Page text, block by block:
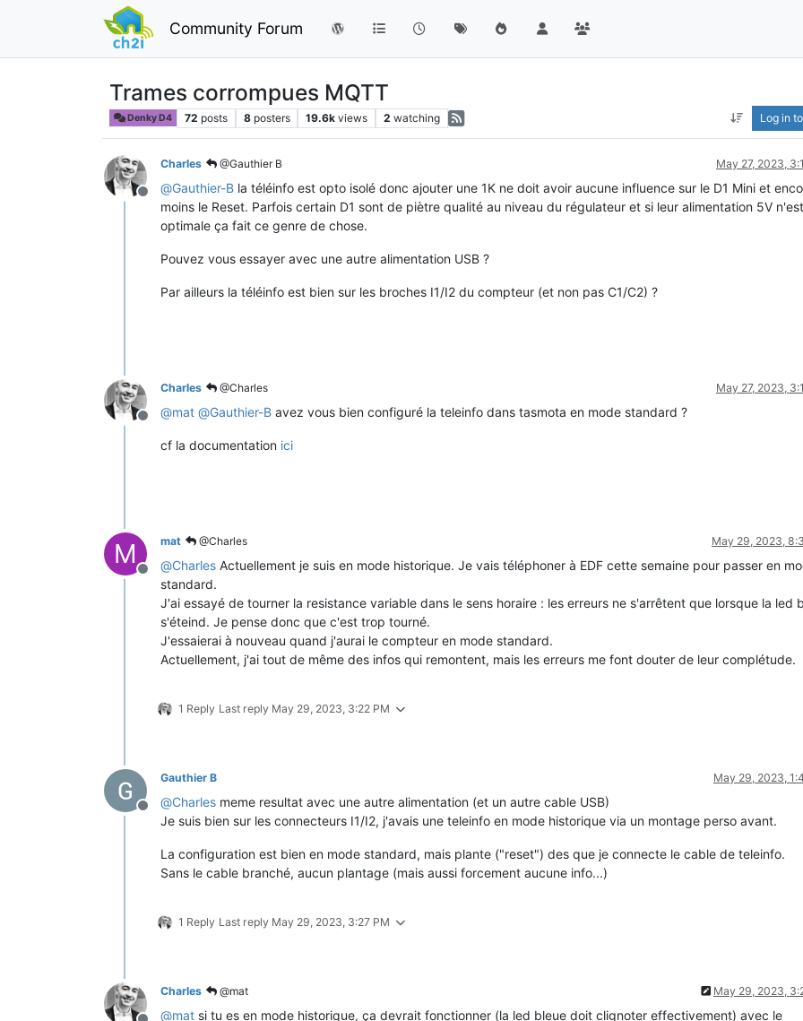
Community Forum
Trames corrompues MQTT
Denky D4 72 posts 8 posters 19.6k views 2 watching Log in
Offline
Charles @Gauthier B May 27, 2023,
@Gauthier-B la téléinfo est opto isolé donc ajouter une 1K ne doit avoir aucune influence sur le D1 Mini et
moins le Reset. Parfois certain D1 sont de piètre qualité au niveau du régulateur et si leur alimentation 5V
optimale ça fait ce genre de chose.
Pouvez vous essayer avec une autre alimentation USB ?
Par ailleurs la téléinfo est bien sur les broches I1/I2 du compteur (et non pas C1/C2) ?
Offline
Charles @Charles May 27, 2023,
@mat @Gauthier-B avez vous bien configuré la teleinfo dans tasmota en mode standard ?
cf la documentation ici
M
Offline
mat @Charles May 29, 2023,
@Charles Actuellement je suis en mode historique. Je vais téléphoner à EDF cette semaine pour passer en
standard.
J'ai essayé de tourner la resistance variable dans le sens horaire : les erreurs ne s'arrêtent que lorsque la led
s'éteind. Je pense donc que c'est trop tourné.
J'essaierai à nouveau quand j'aurai le compteur en mode standard.
Actuellement, j'ai tout de même des infos qui remontent, mais les erreurs me font douter de leur complétude.
1 Reply Last reply May 29, 2023, 3:22 PM
Offline
Gauthier B May 29, 2023,
@Charles meme resultat avec une autre alimentation (et un autre cable USB)
Je suis bien sur les connecteurs I1/I2, j'avais une teleinfo en mode historique via un montage perso avant.
La configuration est bien en mode standard, mais plante ("reset") des que je connecte le cable de teleinfo.
Sans le cable branché, aucun plantage (mais aussi forcement aucune info...)
1 Reply Last reply May 29, 2023, 3:27 PM
Charles @mat May 29, 2023,
@mat si tu es en mode historique, ça devrait fonctionner (la led bleue doit clignoter effectivement) avec le